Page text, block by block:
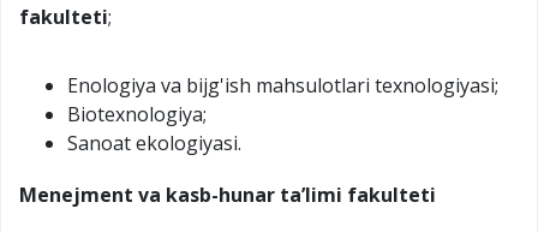
fakulteti;
Enologiya va bijg'ish mahsulotlari texnologiyasi;
Biotexnologiya;
Sanoat ekologiyasi.
Menejment va kasb-hunar taʼlimi fakulteti